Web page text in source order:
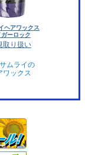
ヘアワックス
ガーロック
取り扱い
ムライの
ワックス